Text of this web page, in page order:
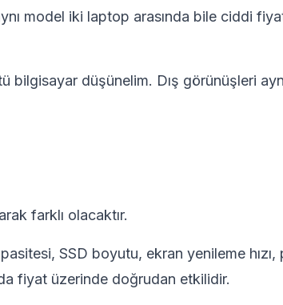
model iki laptop arasında bile ciddi
bilgisayar düşünelim. Dış görünüşleri
farklı olacaktır.
SSD boyutu, ekran yenileme hızı,
fiyat üzerinde doğrudan etkilidir.